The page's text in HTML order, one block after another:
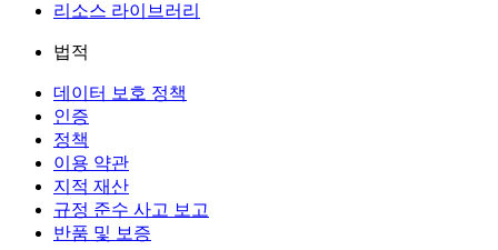
리소스 라이브러리
법적
데이터 보호 정책
인증
정책
이용 약관
지적 재산
규정 준수 사고 보고
반품 및 보증